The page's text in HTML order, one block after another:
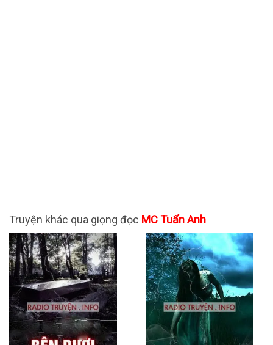
Truyện khác qua giọng đọc MC Tuấn Anh